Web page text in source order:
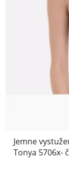
Jemne
Tonya 5706x-